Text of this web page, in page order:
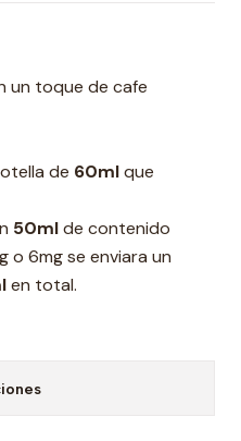
un toque de cafe
de 60mlque
50mlde contenido
o 6mg se enviara un
en total.